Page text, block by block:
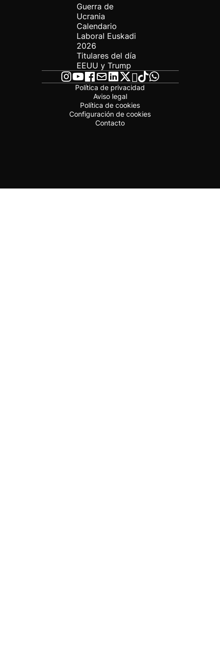
Guerra de
Ucrania
Calendario
Laboral Euskadi
2026
Titulares del día
EEUU y Trump
Política de privacidad
Aviso legal
Política de cookies
Configuración de cookies
Contacto